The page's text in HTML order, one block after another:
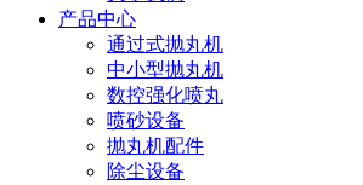
产品中心
通过式抛丸机
中小型抛丸机
数控强化喷丸
喷砂设备
抛丸机配件
除尘设备